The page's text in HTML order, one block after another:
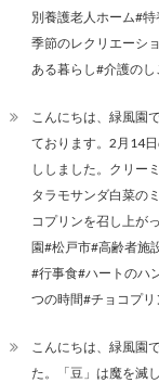
別養護老人ホーム#
季節のレクリエーシ
ある暮らし#介護のし
こんにちは、緑風園
ております。2月14
ししました。クリー
タラモサンダ白菜の
コプリンを召し上が
園#松戸市#高齢者施
#行事食#ハートのハ
つの時間#チョコプ
こんにちは、緑風園
た。「豆」は魔を滅